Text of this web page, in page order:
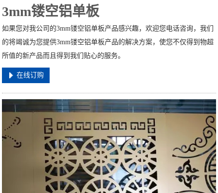
3mm镂空铝单板
如果您对我公司的3mm镂空铝单板产品感兴趣，欢迎您电话咨询，我们
的将竭诚为您提供3mm镂空铝单板产品的解决方案，使您不仅得到物超
所值的新产品而且得到我们贴心的服务。
在线订购